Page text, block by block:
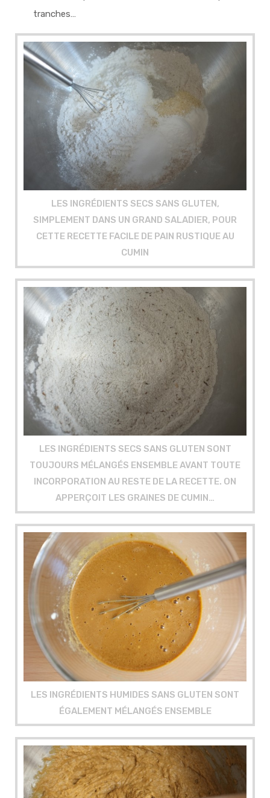
tranches…
LES INGRÉDIENTS SECS SANS GLUTEN,
SIMPLEMENT DANS UN GRAND SALADIER, POUR
CETTE RECETTE FACILE DE PAIN RUSTIQUE AU
CUMIN
LES INGRÉDIENTS SECS SANS GLUTEN SONT
TOUJOURS MÉLANGÉS ENSEMBLE AVANT TOUTE
INCORPORATION AU RESTE DE LA RECETTE. ON
APPERÇOIT LES GRAINES DE CUMIN…
LES INGRÉDIENTS HUMIDES SANS GLUTEN SONT
ÉGALEMENT MÉLANGÉS ENSEMBLE